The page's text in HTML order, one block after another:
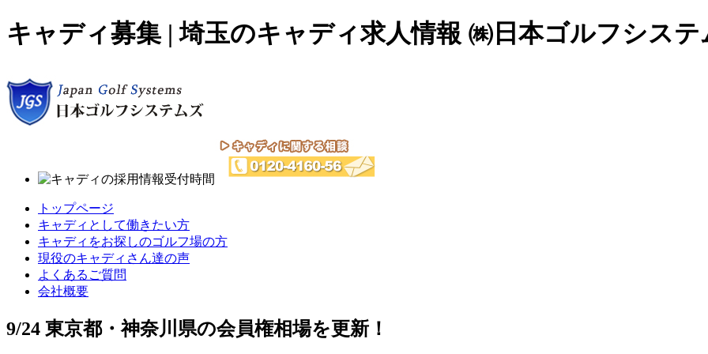
キャディ募集 | 埼玉のキャディ求人情報 ㈱日本ゴルフシステ
トップページ
キャディとして働きたい方
キャディをお探しのゴルフ場の方
現役のキャディさん達の声
よくあるご質問
会社概要
9/24 東京都・神奈川県の会員権相場を更新！